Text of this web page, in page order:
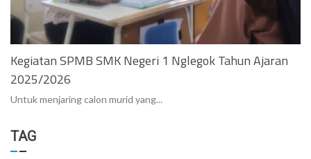
Kegiatan SPMB SMK Negeri 1 Nglegok Tahun Ajaran
2025/2026
Untuk menjaring calon murid yang...
TAG